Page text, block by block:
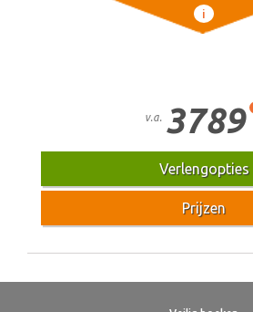
i
v.a. 3789
Verlengopties
Prijzen